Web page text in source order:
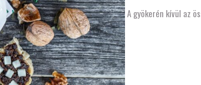
A gyökerén kívül az